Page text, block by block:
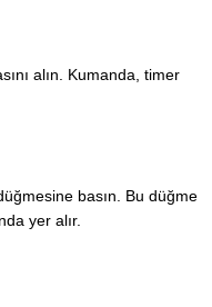
alın. Kumanda, timer
basın. Bu düğme
yer alır.